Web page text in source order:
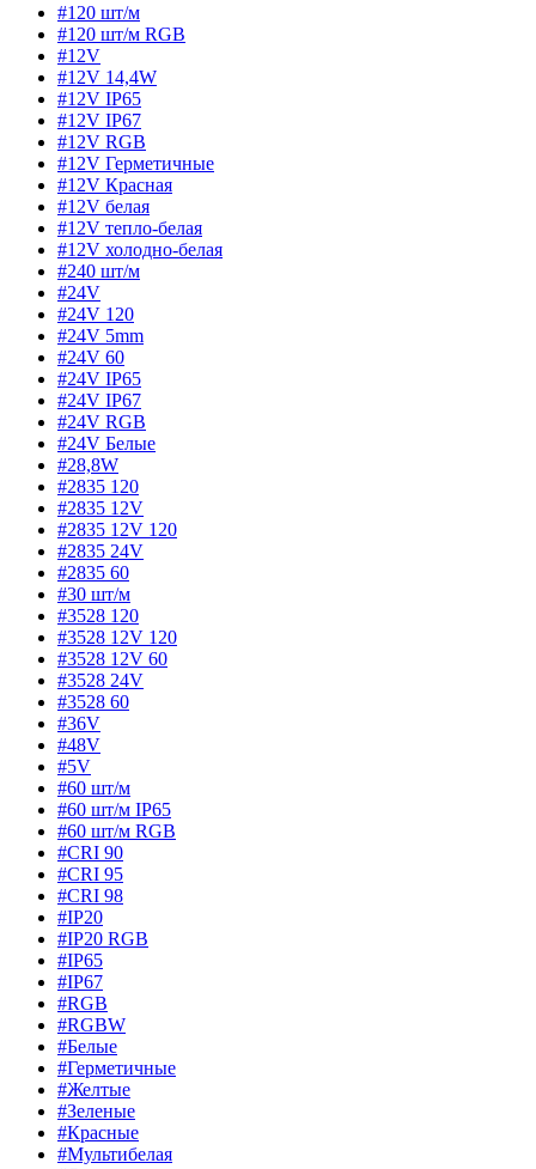
#120 шт/м
#120 шт/м RGB
#12V
#12V 14,4W
#12V IP65
#12V IP67
#12V RGB
#12V Герметичные
#12V Красная
#12V белая
#12V тепло-белая
#12V холодно-белая
#240 шт/м
#24V
#24V 120
#24V 5mm
#24V 60
#24V IP65
#24V IP67
#24V RGB
#24V Белые
#28,8W
#2835 120
#2835 12V
#2835 12V 120
#2835 24V
#2835 60
#30 шт/м
#3528 120
#3528 12V 120
#3528 12V 60
#3528 24V
#3528 60
#36V
#48V
#5V
#60 шт/м
#60 шт/м IP65
#60 шт/м RGB
#CRI 90
#CRI 95
#CRI 98
#IP20
#IP20 RGB
#IP65
#IP67
#RGB
#RGBW
#Белые
#Герметичные
#Желтые
#Зеленые
#Красные
#Мультибелая